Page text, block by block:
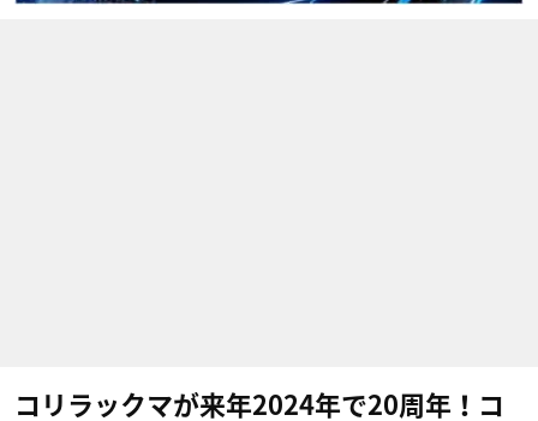
コリラックマが来年2024年で20周年！コ